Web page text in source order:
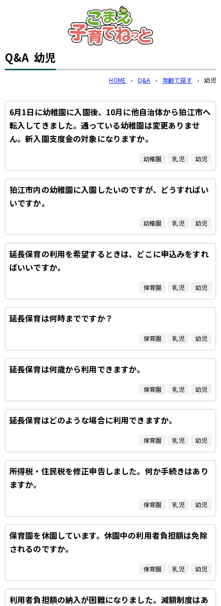
このページの本文へ
Q&A 幼児
HOME › Q&A › 年齢で探す › 幼児
6月1日に幼稚園に入園後、10月に他自治体から狛江市へ
転入してきました。通っている幼稚園は変更ありませ
ん。新入園支度金の対象になりますか。
幼稚園 乳児 幼児
狛江市内の幼稚園に入園したいのですが、どうすればい
いですか。
幼稚園 乳児 幼児
延長保育の利用を希望するときは、どこに申込みをすれ
ばいいですか。
保育園 乳児 幼児
延長保育は何時までですか？
保育園 乳児 幼児
延長保育は何歳から利用できますか。
保育園 乳児 幼児
延長保育はどのような場合に利用できますか。
保育園 乳児 幼児
所得税・住民税を修正申告しました。何か手続きはあり
ますか。
保育園 乳児 幼児
保育園を休園しています。休園中の利用者負担額は免除
されるのですか。
保育園 乳児 幼児
利用者負担額の納入が困難になりました。減額制度はあ